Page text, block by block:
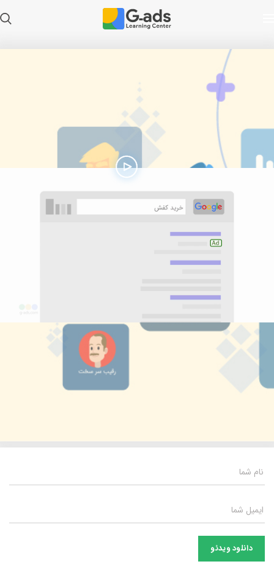
Play